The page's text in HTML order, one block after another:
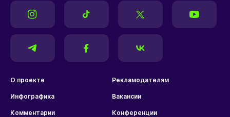
О проекте Рекламодателям
Инфографика Вакансии
Комментарии Конференции